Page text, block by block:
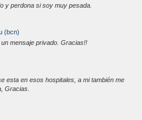
y perdona si soy muy pesada.
(bcn)
mensaje privado. Gracias!!
esta en esos hospitales, a mi también me
Gracias.